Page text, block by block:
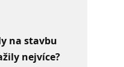
na stavbu
nejvíce?